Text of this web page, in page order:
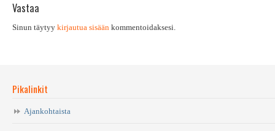
Vastaa
Sinun täytyy kirjautua sisään kommentoidaksesi.
Pikalinkit
Ajankohtaista